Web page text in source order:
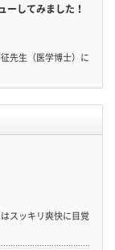
ーしてみました！
先生（医学博士）に
スッキリ爽快に目覚